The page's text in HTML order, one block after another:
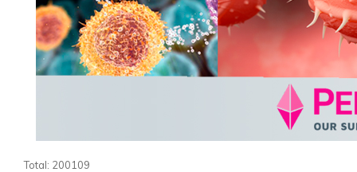
Total: 200109